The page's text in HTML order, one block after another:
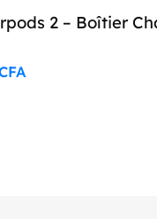
2 – Boîtier